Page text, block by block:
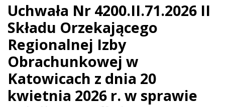
Uchwała Nr 4200.II.71.2026 II
Składu Orzekającego
Regionalnej Izby
Obrachunkowej w
Katowicach z dnia 20
kwietnia 2026 r. w sprawie